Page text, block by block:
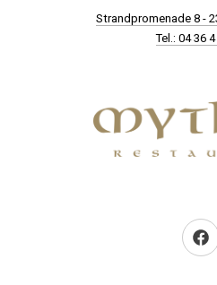
Strandpromenade 8 -
Tel.: 04 36